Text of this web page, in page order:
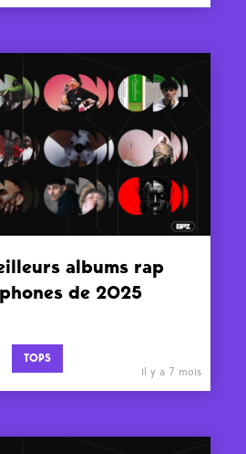
albums rap
de 2025
TOPS
il y a 7 mois